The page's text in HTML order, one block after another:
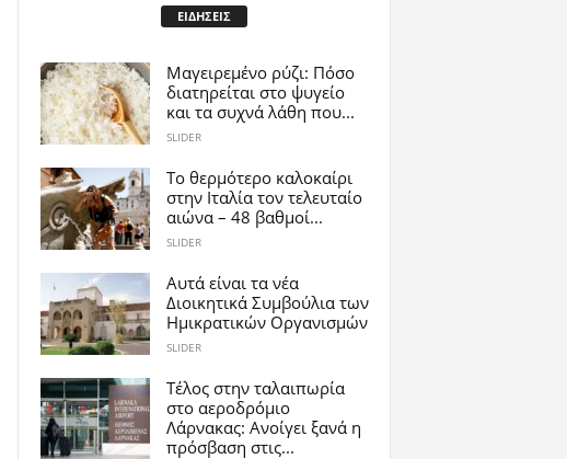
ΕΙΔΗΣΕΙΣ
Μαγειρεμένο ρύζι: Πόσο
διατηρείται στο ψυγείο
και τα συχνά λάθη που...
SLIDER
Το θερμότερο καλοκαίρι
στην Ιταλία τον τελευταίο
αιώνα – 48 βαθμοί...
SLIDER
Αυτά είναι τα νέα
Διοικητικά Συμβούλια των
Ημικρατικών Οργανισμών
SLIDER
Tέλος στην ταλαιπωρία
στο αεροδρόμιο
Λάρνακας: Ανοίγει ξανά η
πρόσβαση στις...